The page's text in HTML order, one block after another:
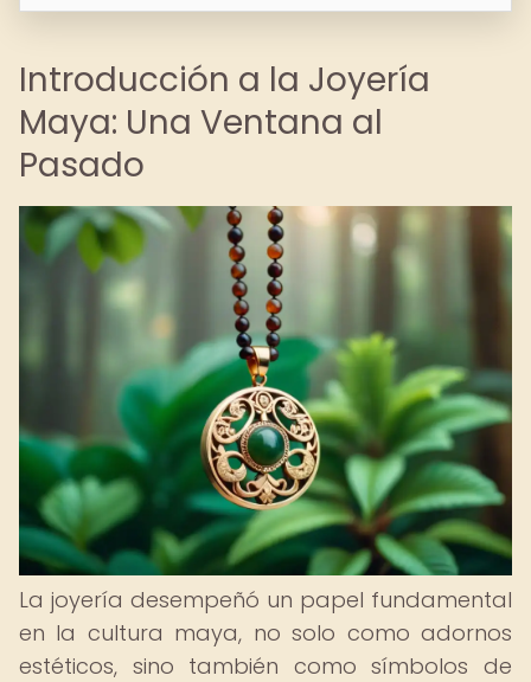
Introducción a la Joyería
Maya: Una Ventana al
Pasado
La joyería desempeñó un papel fundamental
en la cultura maya, no solo como adornos
estéticos, sino también como símbolos de